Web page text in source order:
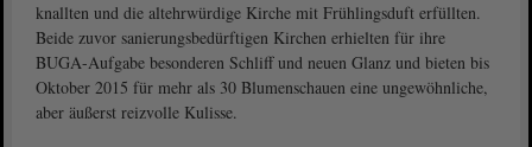
knallten und die altehrwürdige Kirche mit Frühlingsduft erfüllten.
Beide zuvor sanierungsbedürftigen Kirchen erhielten für ihre
BUGA-Aufgabe besonderen Schliff und neuen Glanz und bieten bis
Oktober 2015 für mehr als 30 Blumenschauen eine ungewöhnliche,
aber äußerst reizvolle Kulisse.